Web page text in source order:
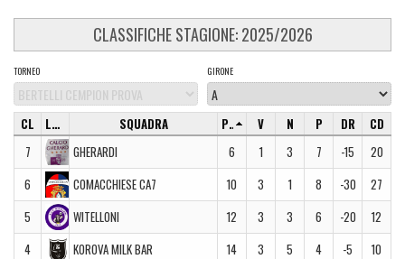
CLASSIFICHE STAGIONE: 2025/2026
TORNEO GIRONE
CL LOGO SQUADRA PT V N P DR
CD
7
GHERARDI 6 1 3 7 -15
20
6
COMACCHIESE CA7 10 3 1 8 -30
27
5
WITELLONI 12 3 3 6 -20
12
4
KOROVA MILK BAR 14 3 5 4 -5
10